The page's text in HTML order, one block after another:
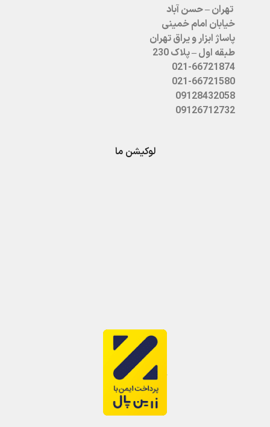
تهران – حسن آباد
خیابان امام خمینی
پاساژ ابزار و یراق تهران
طبقه اول – پلاک 230
021-66721874
021-66721580
09128432058
09126712732
لوکیشن ما